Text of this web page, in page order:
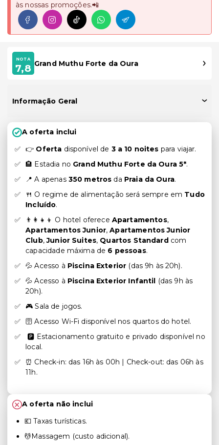
às nossas promoções.📲
NOTA
7,8 Grand Muthu Forte da Oura
Informação Geral
A oferta inclui
👉 Oferta disponível de 3 a 10 noites para viajar.
🏨 Estadia no Grand Muthu Forte da Oura 5*.
📍 A apenas 350 metros da Praia da Oura.
🍴 O regime de alimentação será sempre em Tudo
Incluído.
👨‍👩‍👧‍👦 O hotel oferece Apartamentos,
Apartamentos Junior,Apartamentos Junior
Club,Junior Suites, Quartos Standardcom
capacidade máxima de 6 pessoas.
💦 Acesso à Piscina Exterior (das 9h às 20h).
💦 Acesso à Piscina Exterior Infantil (das 9h às
20h).
🎮 Sala de jogos.
🛜 Acesso Wi-Fi disponível nos quartos do hotel.
🅿️ Estacionamento gratuito e privado disponível no
local.
⏰ Check-in: das 16h às 00h | Check-out: das 06h às
11h.
A oferta não inclui
💶 Taxas turísticas.
💆Massagem (custo adicional).